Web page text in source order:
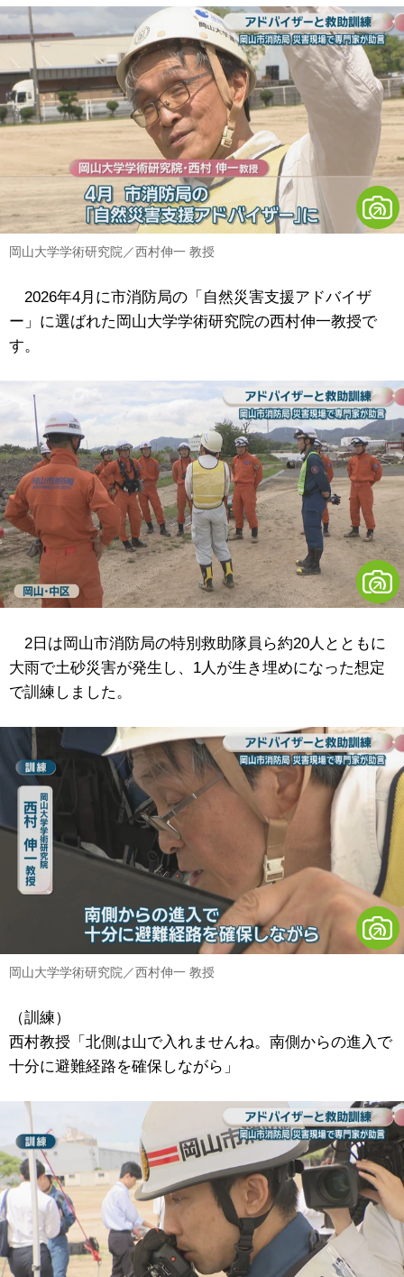
岡山大学学術研究院／西村伸一 教授
2026年4月に市消防局の「自然災害支援アドバイザ
ー」に選ばれた岡山大学学術研究院の西村伸一教授で
す。
2日は岡山市消防局の特別救助隊員ら約20人とともに
大雨で土砂災害が発生し、1人が生き埋めになった想定
で訓練しました。
岡山大学学術研究院／西村伸一 教授
（訓練）
西村教授「北側は山で入れませんね。南側からの進入で
十分に避難経路を確保しながら」